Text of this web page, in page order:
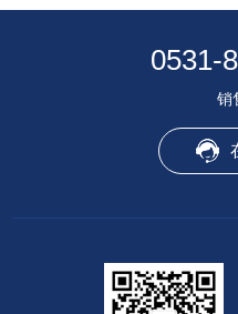
0531-
销